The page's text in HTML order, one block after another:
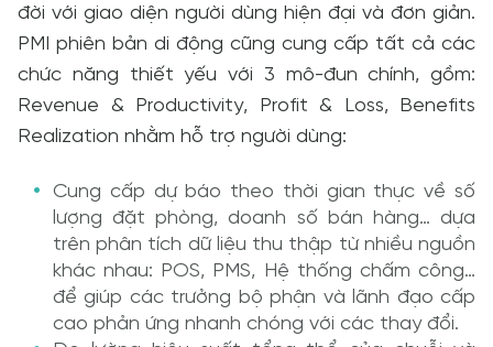
đời với giao diện người dùng hiện đại và đơn giản.
PMI phiên bản di động cũng cung cấp tất cả các
chức năng thiết yếu với 3 mô-đun chính, gồm:
Revenue & Productivity, Profit & Loss, Benefits
Realization nhằm hỗ trợ người dùng:
Cung cấp dự báo theo thời gian thực về số
lượng đặt phòng, doanh số bán hàng… dựa
trên phân tích dữ liệu thu thập từ nhiều nguồn
khác nhau: POS, PMS, Hệ thống chấm công…
để giúp các trưởng bộ phận và lãnh đạo cấp
cao phản ứng nhanh chóng với các thay đổi.